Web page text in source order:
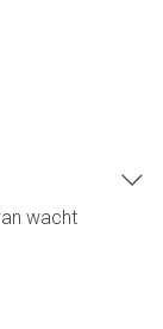
wacht